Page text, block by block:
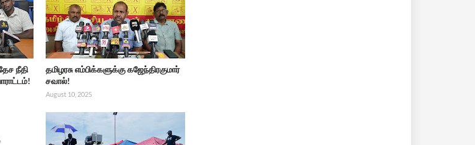
நீதி
தமிழரசு எம்பிக்களுக்கு கஜேந்திரகுமார்
சவால்!
August 10, 2025